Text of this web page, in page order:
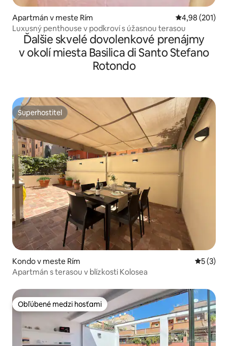
Apartmán v meste Rím Priemerné
4,98 (201)
Luxusný penthouse v podkroví s úžasnou terasou
Ďalšie skvelé dovolenkové prenájmy
v okolí miesta Basilica di Santo Stefano
Rotondo
Superhostiteľ
Superhostiteľ
Kondo v meste Rím
5 (3)
Apartmán s terasou v blízkosti Kolosea
Obľúbené medzi hosťami
Obľúbené medzi hosťami